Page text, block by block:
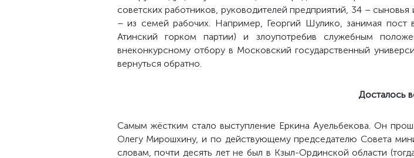
советских работников, руководителей предприятий, 34 –
– из семей рабочих. Например, Георгий Шулико, занимая пост
Атинский горком партии) и злоупотребив служебным
внеконкурсному отбору в Московский государственный
вернуться обратно.
Досталось
Самым жёстким стало выступление Еркина Ауельбекова. Он
Олегу Мирошхину, и по действующему председателю Совета
словам, почти десять лет не был в Кзыл-Ординской области